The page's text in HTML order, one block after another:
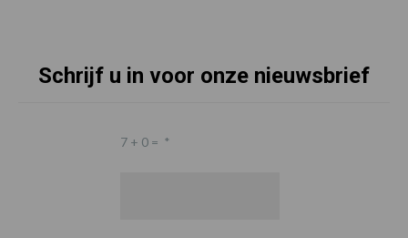
Schrijf u in voor onze nieuwsbrief
7 + 0 = *